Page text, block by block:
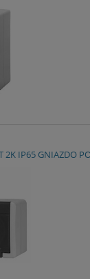
IP65 GNIAZDO